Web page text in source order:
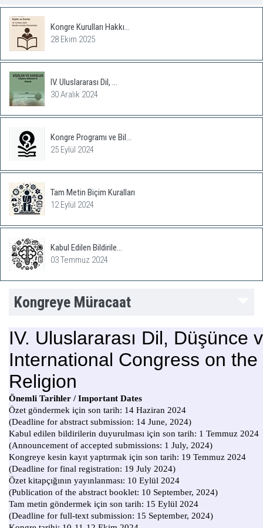
Kongre Kurulları Hakkı...
28 Ekim 2025
IV. Uluslararası Dil, ...
30 Aralık 2024
Kongre Programı ve Bil...
25 Eylül 2024
Tam Metin Biçim Kuralları
12 Eylül 2024
Kabul Edilen Bildirile...
03 Temmuz 2024
Kongreye Müracaat